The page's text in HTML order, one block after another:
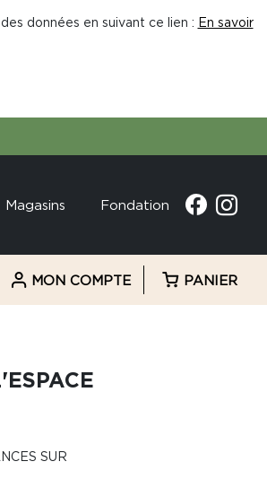
données en suivant ce lien : En savoir
Magasins Fondation
MON COMPTE PANIER
SUR